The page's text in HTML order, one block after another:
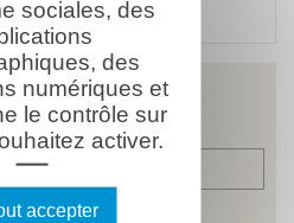
ce combattant
sociales, des
des
numériques et
le contrôle sur
activer.
accepter